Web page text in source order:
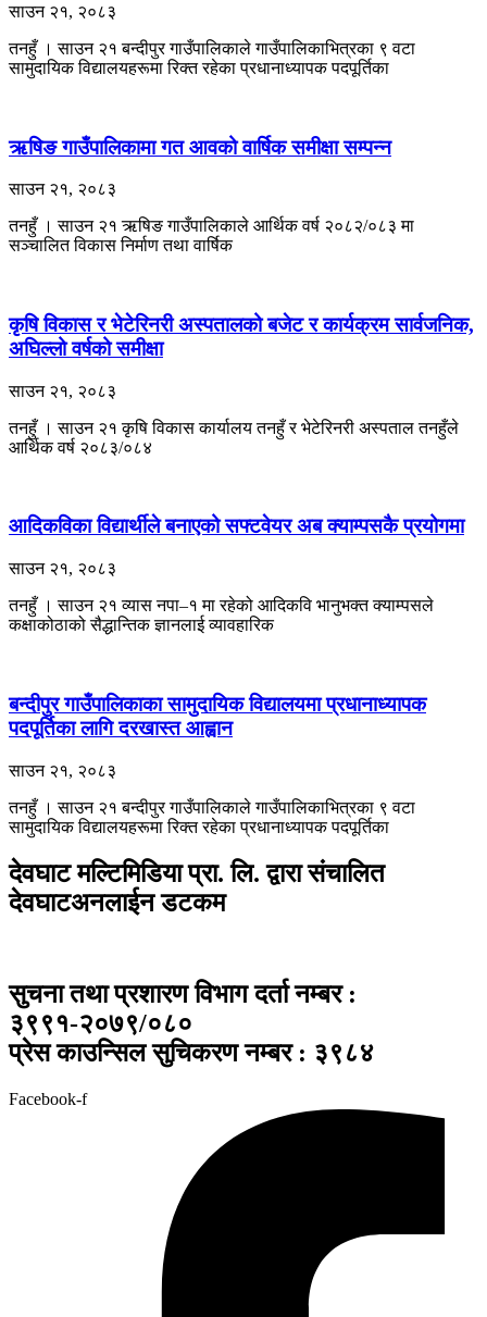
साउन २१, २०८३
तनहुँ । साउन २१ बन्दीपुर गाउँपालिकाले गाउँपालिकाभित्रका ९ वटा
सामुदायिक विद्यालयहरूमा रिक्त रहेका प्रधानाध्यापक पदपूर्तिका
ऋषिङ गाउँपालिकामा गत आवको वार्षिक समीक्षा सम्पन्न
साउन २१, २०८३
तनहुँ । साउन २१ ऋषिङ गाउँपालिकाले आर्थिक वर्ष २०८२/०८३ मा
सञ्चालित विकास निर्माण तथा वार्षिक
कृषि विकास र भेटेरिनरी अस्पतालको बजेट र कार्यक्रम सार्वजनिक,
अघिल्लो वर्षको समीक्षा
साउन २१, २०८३
तनहुँ । साउन २१ कृषि विकास कार्यालय तनहुँ र भेटेरिनरी अस्पताल तनहुँले
आर्थिक वर्ष २०८३/०८४
आदिकविका विद्यार्थीले बनाएको सफ्टवेयर अब क्याम्पसकै प्रयोगमा
साउन २१, २०८३
तनहुँ । साउन २१ व्यास नपा–१ मा रहेको आदिकवि भानुभक्त क्याम्पसले
कक्षाकोठाको सैद्धान्तिक ज्ञानलाई व्यावहारिक
बन्दीपुर गाउँपालिकाका सामुदायिक विद्यालयमा प्रधानाध्यापक
पदपूर्तिका लागि दरखास्त आह्वान
साउन २१, २०८३
तनहुँ । साउन २१ बन्दीपुर गाउँपालिकाले गाउँपालिकाभित्रका ९ वटा
सामुदायिक विद्यालयहरूमा रिक्त रहेका प्रधानाध्यापक पदपूर्तिका
देवघाट मल्टिमिडिया प्रा. लि. द्वारा संचालित
देवघाटअनलाईन डटकम
सुचना तथा प्रशारण विभाग दर्ता नम्बर :
३९९१-२०७९/०८०
प्रेस काउन्सिल सुचिकरण नम्बर : ३९८४
Facebook-f